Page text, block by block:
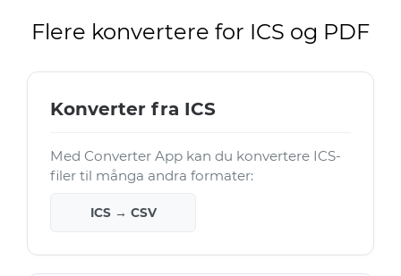
Flere konvertere for ICS og PDF
Konverter fra ICS
Med Converter App kan du konvertere ICS-
filer til många andra formater:
ICS → CSV